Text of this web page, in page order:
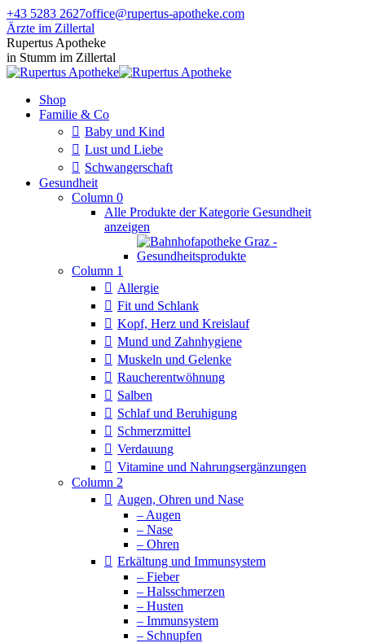
Zum
Inhalt
springen
+43 5283 2627office@rupertus-apotheke.com
Ärzte im Zillertal
Facebook
page
opens
new
window
Instagram
page
opens
new
window
Rupertus Apotheke
in Stumm im Zillertal
Shop
Familie & Co
Baby und Kind
Lust und Liebe
Schwangerschaft
Gesundheit
Column 0
Alle Produkte der Kategorie Gesundheit
anzeigen
Column 1
Allergie
Fit und Schlank
Kopf, Herz und Kreislauf
Mund und Zahnhygiene
Muskeln und Gelenke
Raucherentwöhnung
Salben
Schlaf und Beruhigung
Schmerzmittel
Verdauung
Vitamine und Nahrungsergänzungen
Column 2
Augen, Ohren und Nase
– Augen
– Nase
– Ohren
Erkältung und Immunsystem
– Fieber
– Halsschmerzen
– Husten
– Immunsystem
– Schnupfen